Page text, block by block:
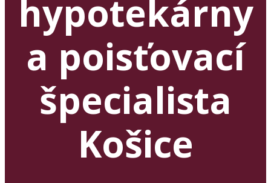
hypotekárny
a poisťovací
špecialista
Košice